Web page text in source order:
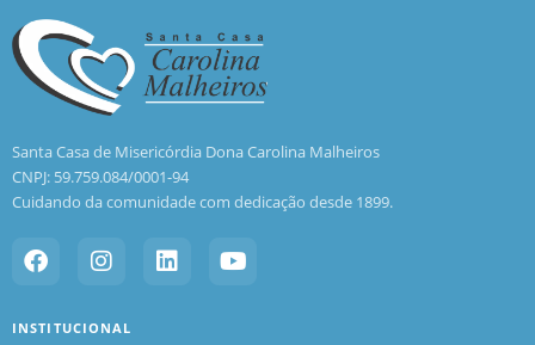
Santa Casa de Misericórdia Dona Carolina Malheiros
CNPJ: 59.759.084/0001-94
Cuidando da comunidade com dedicação desde 1899.
INSTITUCIONAL